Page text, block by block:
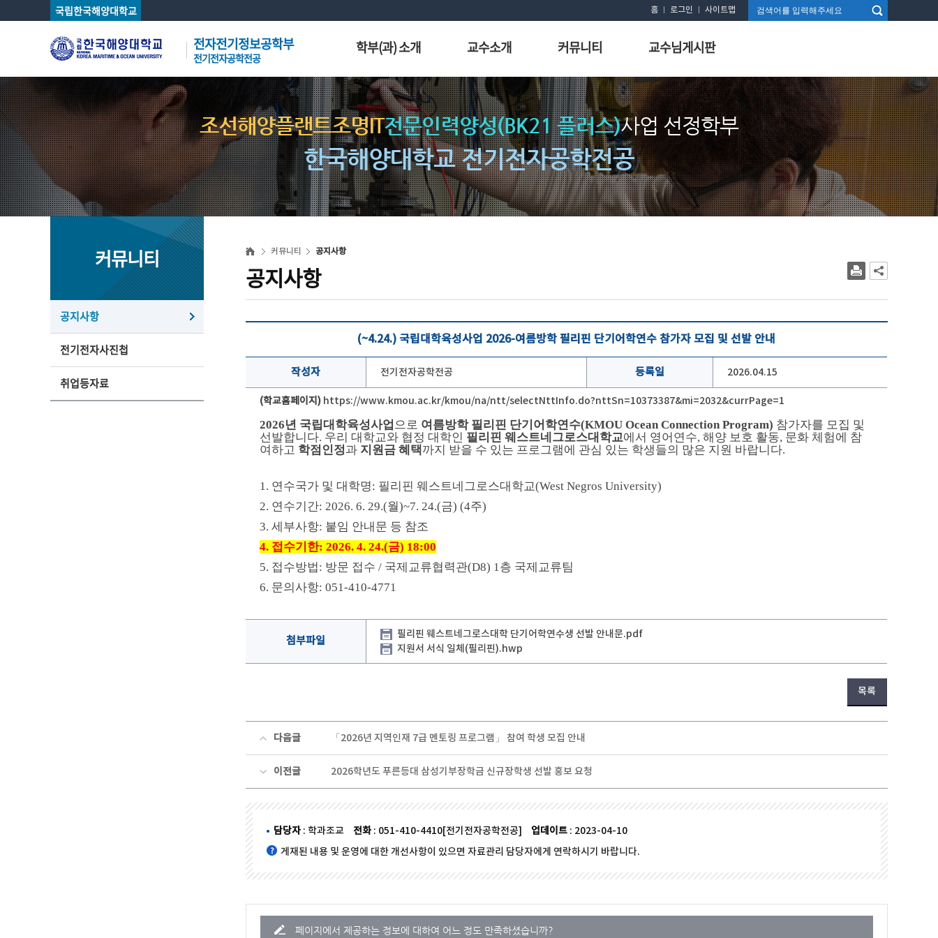
국립한국해양대학교
전자전기정보공학부
전기전자공학전공
홈 로그인 사이트맵
학부(과) 소개 교수소개 커뮤니티 교수님게시판
조선해양플랜트조명IT전문인력양성(BK21 플러스)사업 선정학부
한국해양대학교 전기전자공학전공
커뮤니티
공지사항
전기전자사진첩
취업등자료
커뮤니티 공지사항
공지사항
(~4.24.) 국립대학육성사업 2026-여름방학 필리핀 단기어학연수 참가자 모집 및 선발 안내
작성자 전기전자공학전공 등록일 2026.04.15
(학교홈페이지) https://www.kmou.ac.kr/kmou/na/ntt/selectNttInfo.do?nttSn=10373387&mi=2032&currPage=1
2026년 국립대학육성사업 으로 여름방학 필리핀 단기어학연수(KMOU Ocean Connection Program) 참가자를 모집 및
선발합니다. 우리 대학교와 협정 대학인 필리핀 웨스트네그로스대학교에서 영어연수, 해양 보호 활동, 문화 체험에 참
여하고 학점인정과 지원금 혜택까지 받을 수 있는 프로그램에 관심 있는 학생들의 많은 지원 바랍니다.
1. 연수국가 및 대학명: 필리핀 웨스트네그로스대학교(West Negros University)
2. 연수기간: 2026. 6. 29.(월)~7. 24.(금) (4주)
3. 세부사항: 붙임 안내문 등 참조
4. 접수기한: 2026. 4. 24.(금) 18:00
5. 접수방법: 방문 접수 / 국제교류협력관(D8) 1층 국제교류팀
6. 문의사항: 051-410-4771
첨부파일
필리핀 웨스트네그로스대학 단기어학연수생 선발 안내문.pdf
지원서 서식 일체(필리핀).hwp
목록
다음글 「2026년 지역인재 7급 멘토링 프로그램」 참여 학생 모집 안내
이전글 2026학년도 푸른등대 삼성기부장학금 신규장학생 선발 홍보 요청
담당자 : 학과조교 전화 : 051-410-4410[전기전자공학전공] 업데이트 : 2023-04-10
게재된 내용 및 운영에 대한 개선사항이 있으면 자료관리 담당자에게 연락하시기 바랍니다.
페이지에서 제공하는 정보에 대하여 어느 정도 만족하셨습니까?